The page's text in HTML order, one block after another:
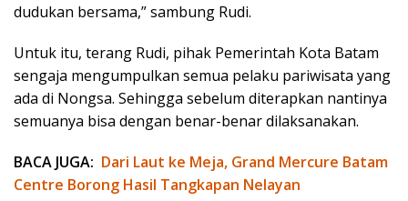
dudukan bersama,” sambung Rudi.
Untuk itu, terang Rudi, pihak Pemerintah Kota Batam
sengaja mengumpulkan semua pelaku pariwisata yang
ada di Nongsa. Sehingga sebelum diterapkan nantinya
semuanya bisa dengan benar-benar dilaksanakan.
BACA JUGA: Dari Laut ke Meja, Grand Mercure Batam
Centre Borong Hasil Tangkapan Nelayan